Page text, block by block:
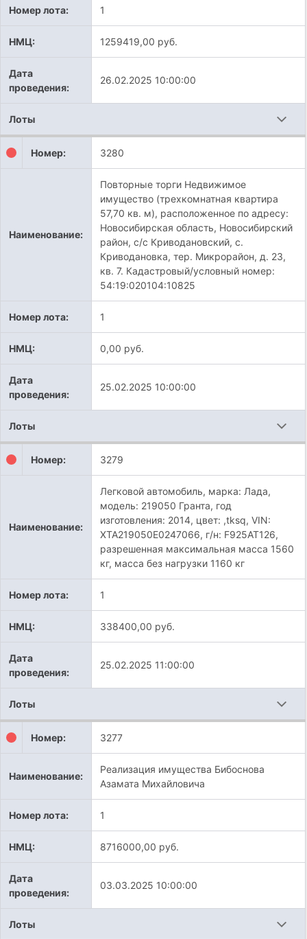
Номер лота: 1
НМЦ: 1259419,00 руб.
Дата
проведения:
26.02.2025 10:00:00
Лоты
Номер: 3280
Наименование:
Повторные торги Недвижимое
имущество (трехкомнатная квартира
57,70 кв. м), расположенное по адресу:
Новосибирская область, Новосибирский
район, с/с Криводановский, с.
Криводановка, тер. Микрорайон, д. 23,
кв. 7. Кадастровый/условный номер:
54:19:020104:10825
Номер лота: 1
НМЦ: 0,00 руб.
Дата
проведения:
25.02.2025 10:00:00
Лоты
Номер: 3279
Наименование:
Легковой автомобиль, марка: Лада,
модель: 219050 Гранта, год
изготовления: 2014, цвет: ,tksq, VIN:
XTA219050E0247066, г/н: F925AT126,
разрешенная максимальная масса 1560
кг, масса без нагрузки 1160 кг
Номер лота: 1
НМЦ: 338400,00 руб.
Дата
проведения:
25.02.2025 11:00:00
Лоты
Номер: 3277
Наименование:
Реализация имущества Бибоснова
Азамата Михайловича
Номер лота: 1
НМЦ: 8716000,00 руб.
Дата
проведения:
03.03.2025 10:00:00
Лоты